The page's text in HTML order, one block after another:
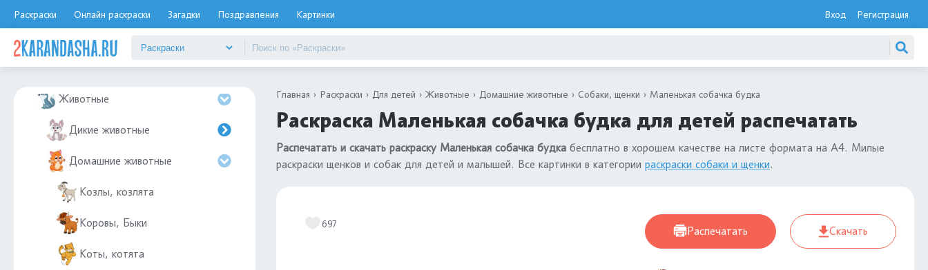
Раскраски Онлайн раскраски Загадки Поздравления Картинки Вход Регистрация
Елочные игрушки
Животные
Дикие животные
Домашние животные
Козлы, козлята
Коровы, Быки
Коты, котята
Главная Раскраски Для детей Животные Домашние животные Собаки, щенки Маленькая собачка будка
Раскраска Маленькая собачка будка для детей распечатать
Распечатать и скачать раскраску Маленькая собачка будка бесплатно в хорошем качестве на листе формата на А4. Милые
раскраски щенков и собак для детей и малышей. Все картинки в категории раскраски собаки и щенки.
697
Распечатать Скачать